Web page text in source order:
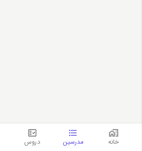
خانه مدرسین دروس